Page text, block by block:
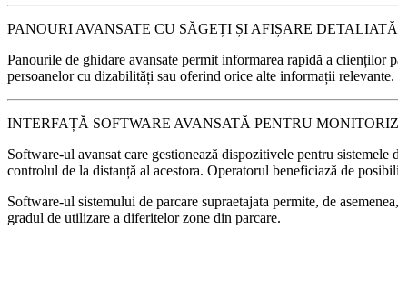
PANOURI AVANSATE CU SĂGEȚI ȘI AFIȘARE
Panourile de ghidare avansate permit informarea rapidă a clienților
persoanelor cu dizabilități sau oferind orice alte informații
INTERFAȚĂ SOFTWARE AVANSATĂ PENTRU
Software-ul avansat care gestionează dispozitivele pentru
controlul de la distanță al acestora. Operatorul beneficiază de
Software-ul sistemului de parcare supraetajata permite, de
gradul de utilizare a diferitelor zone din parcare.